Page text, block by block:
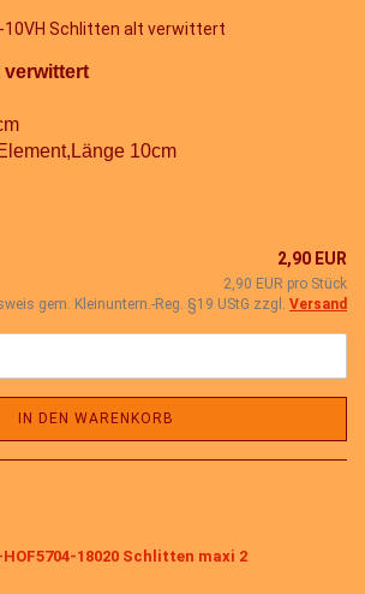
10VH Schlitten alt verwittert
verwittert
10cm
2,90 EUR
2,90 EUR pro Stück
gem. Kleinuntern.-Reg. §19 UStG zzgl. Versand
IN DEN WARENKORB